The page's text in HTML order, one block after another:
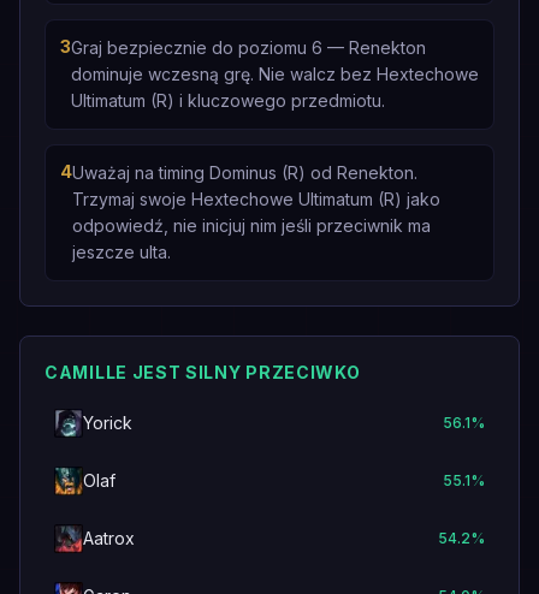
3Graj bezpiecznie do poziomu 6 — Renekton
dominuje wczesną grę. Nie walcz bez Hextechowe
Ultimatum (R) i kluczowego przedmiotu.
4Uważaj na timing Dominus (R) od Renekton.
Trzymaj swoje Hextechowe Ultimatum (R) jako
odpowiedź, nie inicjuj nim jeśli przeciwnik ma
jeszcze ulta.
CAMILLE JEST SILNY PRZECIWKO
Yorick 56.1%
Olaf 55.1%
Aatrox 54.2%